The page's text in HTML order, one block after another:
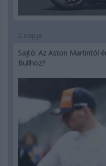
2 napja
Sajtó: Az Aston Martintól
Bullhoz?